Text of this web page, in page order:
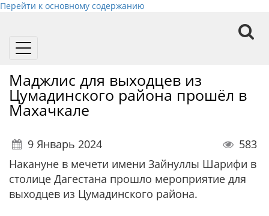
Перейти к основному содержанию
Toggle
Маджлис для выходцев из
Цумадинского района прошёл в
Махачкале
9 Январь 2024
583
Накануне в мечети имени Зайнуллы Шарифи в
столице Дагестана прошло мероприятие для
выходцев из Цумадинского района.